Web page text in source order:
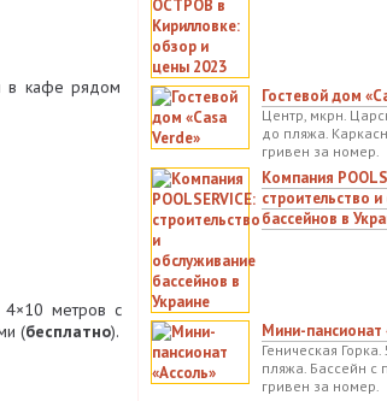
в кафе рядом
4×10 метров с
(бесплатно).
Гостевой дом
Центр, мкрн.
до пляжа.
гривен за номер.
Компания
строительство
бассейнов в
Мини-пансионат
Геническая
пляжа. Бассейн с
гривен за номер.